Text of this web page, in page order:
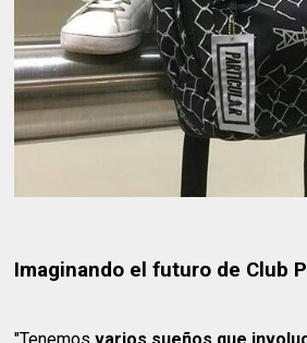
Imaginando el futuro de Club